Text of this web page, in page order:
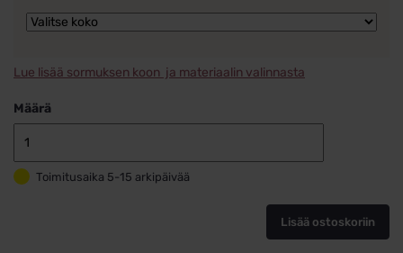
Lue lisää sormuksen koon ja materiaalin valinnasta
Määrä
hopea
Aure
1,5mm
Toimitusaika 5-15 arkipäivää
Lisää ostoskoriin